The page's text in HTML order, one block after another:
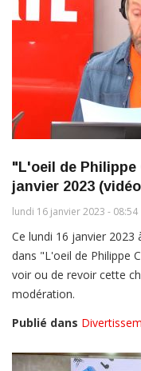
"L'oeil de Philippe
janvier 2023
lundi 16 janvier 2023 - 08:54
Ce lundi 16 janvier 2023
dans "L'oeil de Philippe
voir ou de revoir cette
modération.
Publié dans